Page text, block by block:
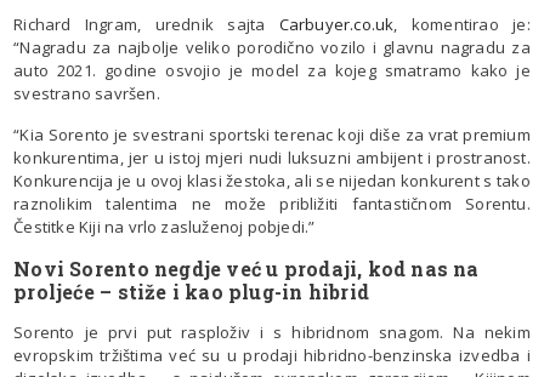
Richard Ingram, urednik sajta Carbuyer.co.uk, komentirao je:
“Nagradu za najbolje veliko porodično vozilo i glavnu nagradu za
auto 2021. godine osvojio je model za kojeg smatramo kako je
svestrano savršen.
“Kia Sorento je svestrani sportski terenac koji diše za vrat premium
konkurentima, jer u istoj mjeri nudi luksuzni ambijent i prostranost.
Konkurencija je u ovoj klasi žestoka, ali se nijedan konkurent s tako
raznolikim talentima ne može približiti fantastičnom Sorentu.
Čestitke Kiji na vrlo zasluženoj pobjedi.”
Novi Sorento negdje već u prodaji, kod nas na
proljeće – stiže i kao plug-in hibrid
Sorento je prvi put rasploživ i s hibridnom snagom. Na nekim
evropskim tržištima već su u prodaji hibridno-benzinska izvedba i